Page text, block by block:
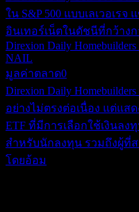
ใน S&P 500 แบบเลเวอเร
อินเทอร์เน็ตในดัชนีที่กว้างก
Direxion Daily
NAIL
มูลค่าตลาด0
Direxion Daily
อย่างไม่ตรงต่อเนื่อง แต่แส
ETF ที่มีการเลือกใช้เงินล
สำหรับนักลงทุน รวมถึงผู้ที่
โดยอ้อม